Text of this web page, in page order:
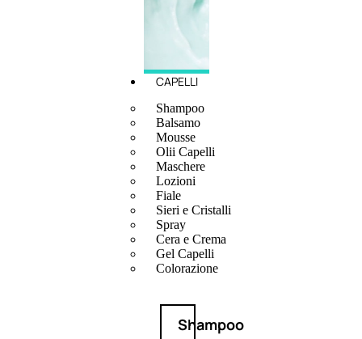
CAPELLI
Shampoo
Balsamo
Mousse
Olii Capelli
Maschere
Lozioni
Fiale
Sieri e Cristalli
Spray
Cera e Crema
Gel Capelli
Colorazione
Shampoo